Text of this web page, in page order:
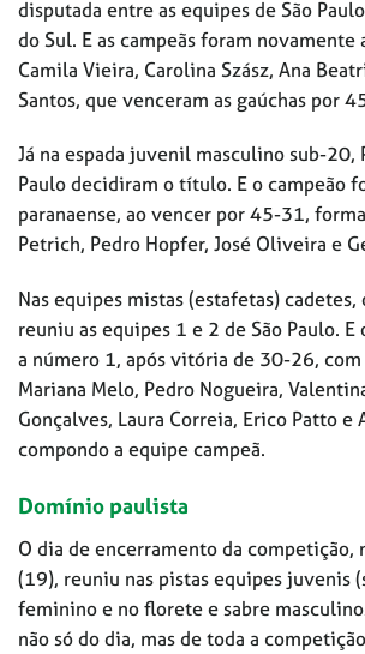
disputada entre as equipes de São
do Sul. E as campeãs foram novamente
Camila Vieira, Carolina Szász, Ana
Santos, que venceram as gaúchas por
Já na espada juvenil masculino sub-20,
Paulo decidiram o título. E o campeão
paranaense, ao vencer por 45-31,
Petrich, Pedro Hopfer, José Oliveira e
Nas equipes mistas (estafetas)
reuniu as equipes 1 e 2 de São Paulo.
a número 1, após vitória de 30-26, com
Mariana Melo, Pedro Nogueira,
Gonçalves, Laura Correia, Erico Patto e
compondo a equipe campeã.
Domínio paulista
O dia de encerramento da competição,
(19), reuniu nas pistas equipes juvenis
feminino e no florete e sabre
não só do dia, mas de toda a